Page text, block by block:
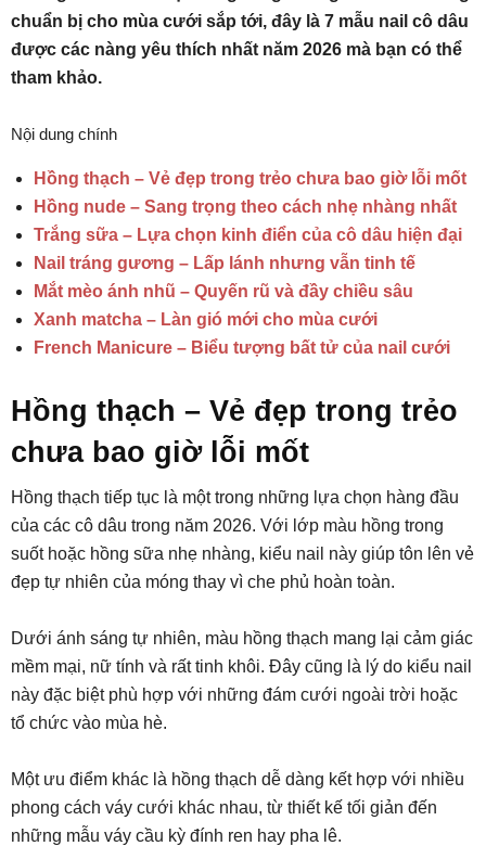
chuẩn bị cho mùa cưới sắp tới, đây là 7 mẫu nail cô dâu
được các nàng yêu thích nhất năm 2026 mà bạn có thể
tham khảo.
Nội dung chính
Hồng thạch – Vẻ đẹp trong trẻo chưa bao giờ lỗi mốt
Hồng nude – Sang trọng theo cách nhẹ nhàng nhất
Trắng sữa – Lựa chọn kinh điển của cô dâu hiện đại
Nail tráng gương – Lấp lánh nhưng vẫn tinh tế
Mắt mèo ánh nhũ – Quyến rũ và đầy chiều sâu
Xanh matcha – Làn gió mới cho mùa cưới
French Manicure – Biểu tượng bất tử của nail cưới
Hồng thạch – Vẻ đẹp trong trẻo
chưa bao giờ lỗi mốt
Hồng thạch tiếp tục là một trong những lựa chọn hàng đầu
của các cô dâu trong năm 2026. Với lớp màu hồng trong
suốt hoặc hồng sữa nhẹ nhàng, kiểu nail này giúp tôn lên vẻ
đẹp tự nhiên của móng thay vì che phủ hoàn toàn.
Dưới ánh sáng tự nhiên, màu hồng thạch mang lại cảm giác
mềm mại, nữ tính và rất tinh khôi. Đây cũng là lý do kiểu nail
này đặc biệt phù hợp với những đám cưới ngoài trời hoặc
tổ chức vào mùa hè.
Một ưu điểm khác là hồng thạch dễ dàng kết hợp với nhiều
phong cách váy cưới khác nhau, từ thiết kế tối giản đến
những mẫu váy cầu kỳ đính ren hay pha lê.